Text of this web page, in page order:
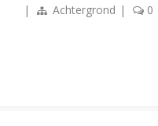
|
Achtergrond | 0